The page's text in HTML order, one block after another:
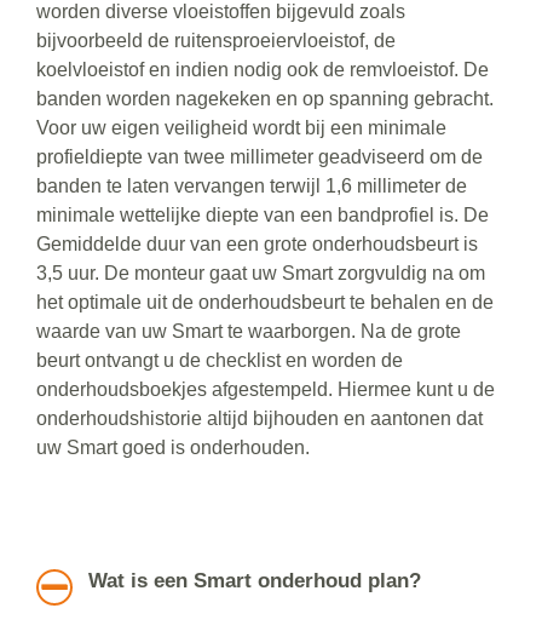
worden diverse vloeistoffen bijgevuld zoals
bijvoorbeeld de ruitensproeiervloeistof, de
koelvloeistof en indien nodig ook de remvloeistof. De
banden worden nagekeken en op spanning gebracht.
Voor uw eigen veiligheid wordt bij een minimale
profieldiepte van twee millimeter geadviseerd om de
banden te laten vervangen terwijl 1,6 millimeter de
minimale wettelijke diepte van een bandprofiel is. De
Gemiddelde duur van een grote onderhoudsbeurt is
3,5 uur. De monteur gaat uw Smart zorgvuldig na om
het optimale uit de onderhoudsbeurt te behalen en de
waarde van uw Smart te waarborgen. Na de grote
beurt ontvangt u de checklist en worden de
onderhoudsboekjes afgestempeld. Hiermee kunt u de
onderhoudshistorie altijd bijhouden en aantonen dat
uw Smart goed is onderhouden.
Wat is een Smart onderhoud plan?